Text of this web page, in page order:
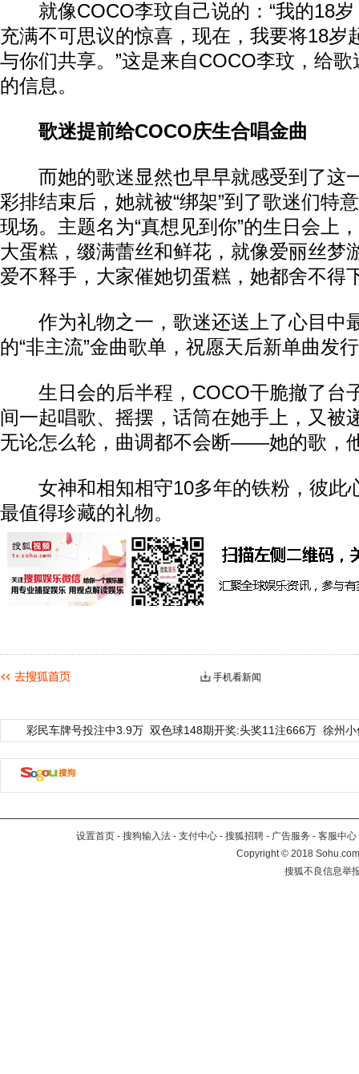
就像COCO李玟自己说的：“我的18岁
充满不可思议的惊喜，现在，我要将18岁
与你们共享。”这是来自COCO李玟，给
的信息。
歌迷提前给COCO庆生合唱金曲
而她的歌迷显然也早早就感受到了这
彩排结束后，她就被“绑架”到了歌迷们特
现场。主题名为“真想见到你”的生日会上
大蛋糕，缀满蕾丝和鲜花，就像爱丽丝梦
爱不释手，大家催她切蛋糕，她都舍不得
作为礼物之一，歌迷还送上了心目中
的“非主流”金曲歌单，祝愿天后新单曲发
生日会的后半程，COCO干脆撤了台
间一起唱歌、摇摆，话筒在她手上，又被
无论怎么轮，曲调都不会断——她的歌，
女神和相知相守10多年的铁粉，彼此
最值得珍藏的礼物。
手机看新闻
彩民车牌号投注中3.9万 双色球148期开奖:头奖11注666万 徐州
设置首页 - 搜狗输入法 - 支付中心 - 搜狐招聘 - 广告服务 - 客服中心
Copyright©2018
搜狐不良信息举